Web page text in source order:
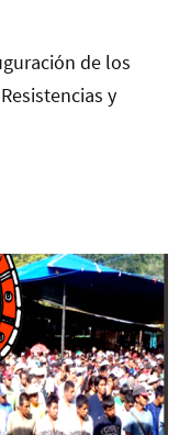
de los
y